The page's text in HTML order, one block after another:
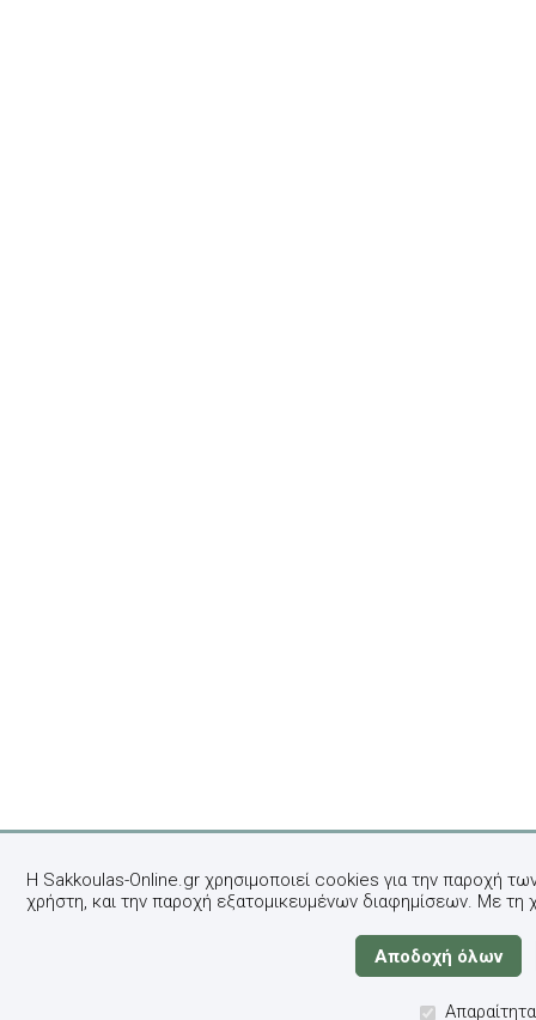
Η Sakkoulas-Online.gr χρησιμοποιεί cookies για την παροχή
χρήστη, και την παροχή εξατομικευμένων διαφημίσεων. Με